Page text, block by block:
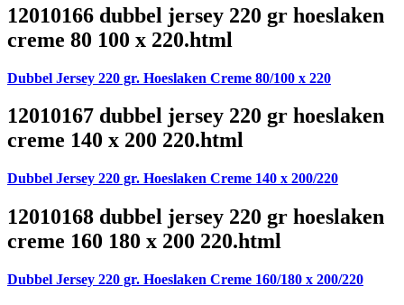
12010166 dubbel jersey 220 gr hoeslaken
creme 80 100 x 220.html
Dubbel Jersey 220 gr. Hoeslaken Creme 80/100 x 220
12010167 dubbel jersey 220 gr hoeslaken
creme 140 x 200 220.html
Dubbel Jersey 220 gr. Hoeslaken Creme 140 x 200/220
12010168 dubbel jersey 220 gr hoeslaken
creme 160 180 x 200 220.html
Dubbel Jersey 220 gr. Hoeslaken Creme 160/180 x 200/220